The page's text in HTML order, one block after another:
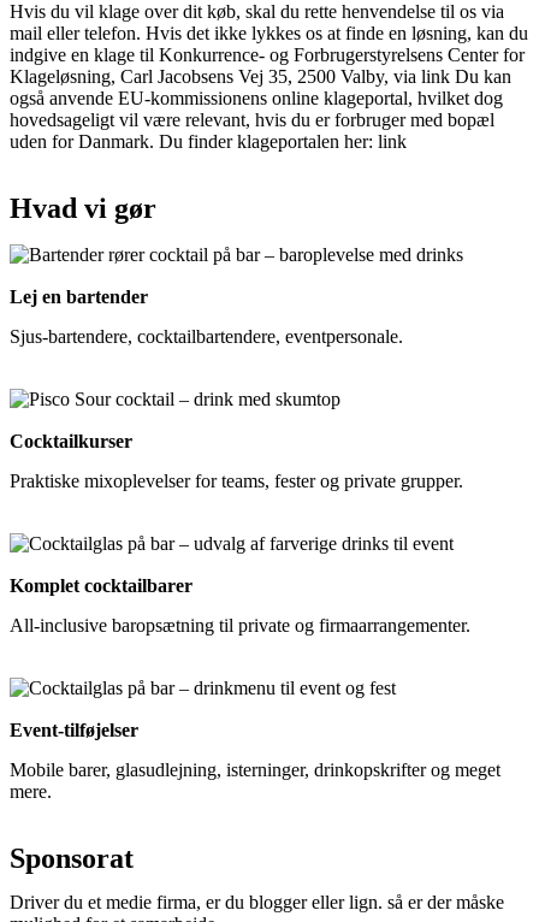
Hvis du vil klage over dit køb, skal du rette henvendelse til os via
mail eller telefon. Hvis det ikke lykkes os at finde en løsning, kan du
indgive en klage til Konkurrence- og Forbrugerstyrelsens Center for
Klageløsning, Carl Jacobsens Vej 35, 2500 Valby, via link Du kan
også anvende EU-kommissionens online klageportal, hvilket dog
hovedsageligt vil være relevant, hvis du er forbruger med bopæl
uden for Danmark. Du finder klageportalen her: link
Hvad vi gør
Lej en bartender
Sjus-bartendere, cocktailbartendere, eventpersonale.
Cocktailkurser
Praktiske mixoplevelser for teams, fester og private grupper.
Komplet cocktailbarer
All-inclusive baropsætning til private og firmaarrangementer.
Event-tilføjelser
Mobile barer, glasudlejning, isterninger, drinkopskrifter og meget
mere.
Sponsorat
Driver du et medie firma, er du blogger eller lign. så er der måske